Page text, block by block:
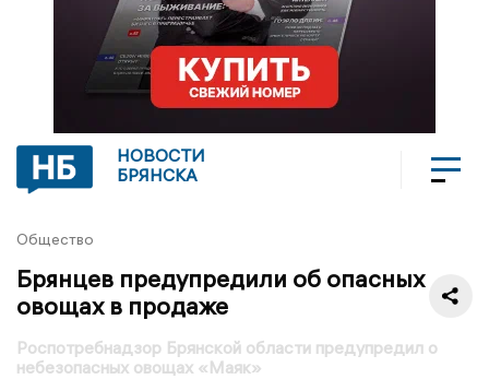
НОВОСТИ
БРЯНСКА
Общество
Брянцев предупредили об опасных
овощах в продаже
Роспотребнадзор Брянской области предупредил о
небезопасных овощах «Маяк»